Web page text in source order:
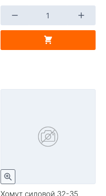
Хомут силовой 32-35